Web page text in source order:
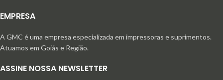
EMPRESA
A GMC é uma empresa especializada em impressoras e suprimentos.
Atuamos em Goiás e Região.
ASSINE NOSSA NEWSLETTER